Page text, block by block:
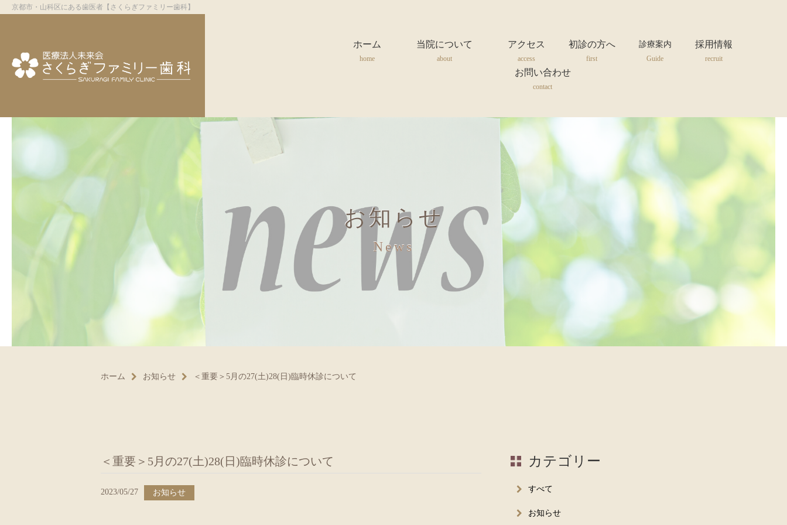
京都市・山科区にある歯医者【さくらぎファミリー歯科】
ホーム
home
当院について
about
アクセス
access
初診の方へ
first
診療案内
Guide
採用情報
recruit
お問い合わせ
contact
お知らせ
News
ホーム お知らせ ＜重要＞5月の27(土)28(日)臨時休診について
＜重要＞5月の27(土)28(日)臨時休診について
2023/05/27 お知らせ
カテゴリー
すべて
お知らせ